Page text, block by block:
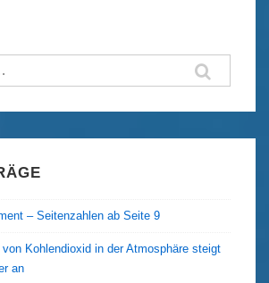
– Seitenzahlen ab Seite 9
Kohlendioxid in der Atmosphäre steigt
an